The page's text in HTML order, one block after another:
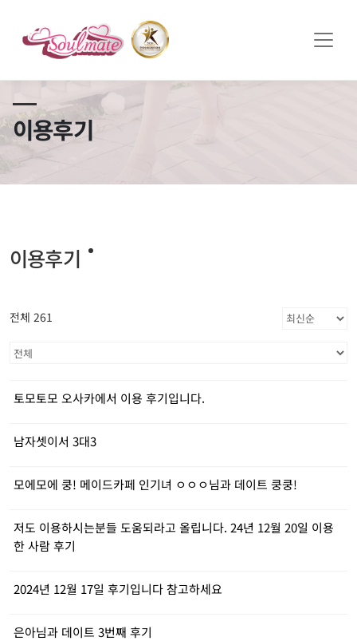
이용후기
이용후기
전체 261
토모토모 오사카에서 이용 후기입니다.
남자셋이서 3대3
모에모에 쿵! 메이드카페 인기녀 ㅇㅇㅇ님과 데이트 쿵쿵!
저도 이용하시는분들 도움되라고 올립니다. 24년 12월 20일 이용
한 사람 후기
2024년 12월 17일 후기입니다 참고하세요
은아님과 데이트 3번째 후기
쏠메이트×토모토모 프로모션 영상 full버전 보러가기